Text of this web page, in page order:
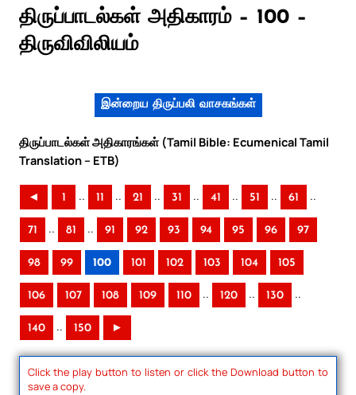
திருப்பாடல்கள் அதிகாரம் – 100 –
திருவிவிலியம்
இன்றைய திருப்பலி வாசகங்கள்
திருப்பாடல்கள் அதிகாரங்கள் (Tamil Bible: Ecumenical Tamil
Translation – ETB)
◄ 1 .. 11 .. 21 .. 31 .. 41 .. 51 .. 61 ..
71 .. 81 .. 91 92 93 94 95 96 97
98 99 100 101 102 103 104 105
106 107 108 109 110 .. 120 .. 130 ..
140 .. 150 ►
Click the play button to listen or click the Download button to
save a copy.